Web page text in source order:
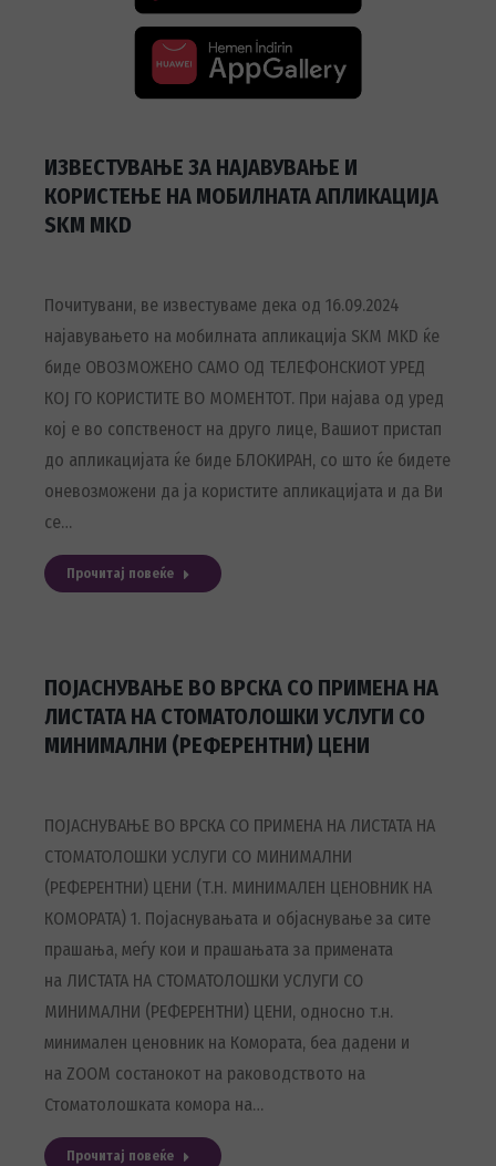
ИЗВЕСТУВАЊЕ ЗА НАЈАВУВАЊЕ И
КОРИСТЕЊЕ НА МОБИЛНАТА АПЛИКАЦИЈА
SKM MKD
Почитувани, ве известуваме дека од 16.09.2024
најавувањето на мобилната апликација SKM MKD ќе
биде ОВОЗМОЖЕНО САМО ОД ТЕЛЕФОНСКИОТ УРЕД
КОЈ ГО КОРИСТИТЕ ВО МОМЕНТОТ. При најава од уред
кој е во сопственост на друго лице, Вашиот пристап
до апликацијата ќе биде БЛОКИРАН, со што ќе бидете
оневозможени да ја користите апликацијата и да Ви
се…
Прочитај повеќе
ПОЈАСНУВАЊЕ ВО ВРСКА СО ПРИМЕНА НА
ЛИСТАТА НА СТОМАТОЛОШКИ УСЛУГИ СО
МИНИМАЛНИ (РЕФЕРЕНТНИ) ЦЕНИ
ПОЈАСНУВАЊЕ ВО ВРСКА СО ПРИМЕНА НА ЛИСТАТА НА
СТОМАТОЛОШКИ УСЛУГИ СО МИНИМАЛНИ
(РЕФЕРЕНТНИ) ЦЕНИ (Т.Н. МИНИМАЛЕН ЦЕНОВНИК НА
КОМОРАТА) 1. Појаснувањата и објаснување за сите
прашања, меѓу кои и прашањата за примената
на ЛИСТАТА НА СТОМАТОЛОШКИ УСЛУГИ СО
МИНИМАЛНИ (РЕФЕРЕНТНИ) ЦЕНИ, односно т.н.
минимален ценовник на Комората, беа дадени и
на ZOOM состанокот на раководството на
Стоматолошката комора на…
Прочитај повеќе